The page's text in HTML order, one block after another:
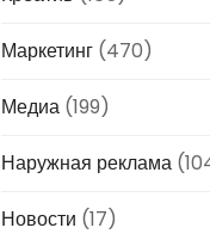
Маркетинг (470)
Медиа (199)
Наружная реклама
Новости (17)